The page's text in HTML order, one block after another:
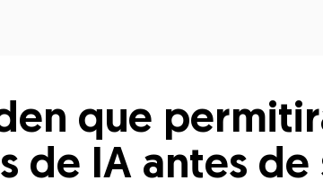
que
de IA antes de